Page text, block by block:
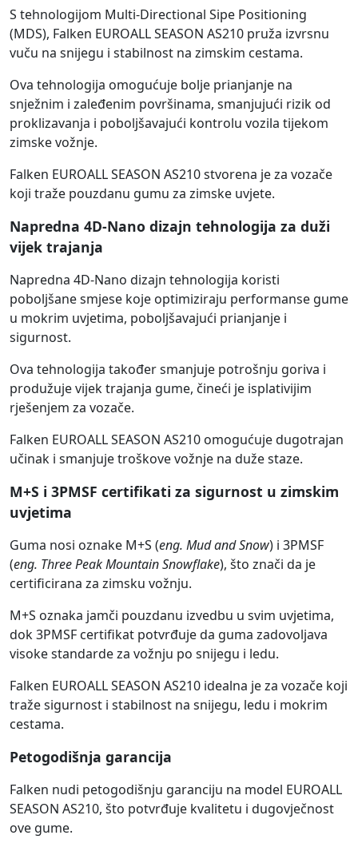
S tehnologijom Multi-Directional Sipe Positioning
(MDS), Falken EUROALL SEASON AS210 pruža izvrsnu
vuču na snijegu i stabilnost na zimskim cestama.
Ova tehnologija omogućuje bolje prianjanje na
snježnim i zaleđenim površinama, smanjujući rizik od
proklizavanja i poboljšavajući kontrolu vozila tijekom
zimske vožnje.
Falken EUROALL SEASON AS210 stvorena je za vozače
koji traže pouzdanu gumu za zimske uvjete.
Napredna 4D-Nano dizajn tehnologija za duži
vijek trajanja
Napredna 4D-Nano dizajn tehnologija koristi
poboljšane smjese koje optimiziraju performanse gume
u mokrim uvjetima, poboljšavajući prianjanje i
sigurnost.
Ova tehnologija također smanjuje potrošnju goriva i
produžuje vijek trajanja gume, čineći je isplativijim
rješenjem za vozače.
Falken EUROALL SEASON AS210 omogućuje dugotrajan
učinak i smanjuje troškove vožnje na duže staze.
M+S i 3PMSF certifikati za sigurnost u zimskim
uvjetima
Guma nosi oznake M+S (eng. Mud and Snow) i 3PMSF
(eng. Three Peak Mountain Snowflake), što znači da je
certificirana za zimsku vožnju.
M+S oznaka jamči pouzdanu izvedbu u svim uvjetima,
dok 3PMSF certifikat potvrđuje da guma zadovoljava
visoke standarde za vožnju po snijegu i ledu.
Falken EUROALL SEASON AS210 idealna je za vozače koji
traže sigurnost i stabilnost na snijegu, ledu i mokrim
cestama.
Petogodišnja garancija
Falken nudi petogodišnju garanciju na model EUROALL
SEASON AS210, što potvrđuje kvalitetu i dugovječnost
ove gume.